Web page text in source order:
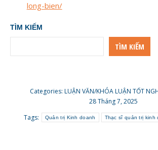
long-bien/
TÌM KIẾM
TÌM KIẾM
Categories: LUẬN VĂN/KHÓA LUẬN TỐT
28 Tháng 7, 2025
Tags:
Quản trị Kinh doanh Thạc sĩ quản trị kinh